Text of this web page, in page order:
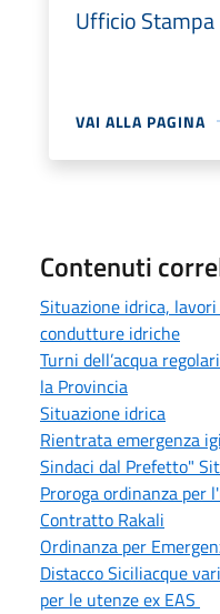
Ufficio Stampa
VAI ALLA PAGINA
Contenuti
Situazione idrica,
condutture idriche
Turni dell’acqua
la Provincia
Situazione idrica
Rientrata emergenza
Sindaci dal Prefetto"
Proroga ordinanza per
Contratto Rakali
Ordinanza per
Distacco Siciliacque
per le utenze ex EAS